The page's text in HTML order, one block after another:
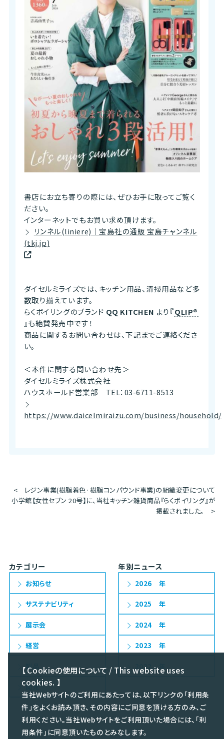
書店にお立ち寄りの際には、ぜひお手に取ってご覧く
ださい。
インターネットでもお買い求め頂けます。
リンネル(liniere)｜宝島社の通販 宝島チャンネル
(tkj.jp)
ダイセルミライズでは、キッチン用品、清掃用品など多
数取り揃えています。
らくポイリングのブランド QQ KITCHEN より『QLIP®
』も絶賛発売中です！
商品に関するお問い合わせは、下記までご連絡くださ
い。
＜本件に関する問い合わせ先＞
ダイセルミライズ株式会社
ハウスホールド営業部 TEL：03-6711-8513
https://www.daicelmiraizu.com/business/household/
<
レジン事業(樹脂着色·樹脂コンパウンド事業)の組織変更について
小学館【女性セブン 20号】に、当社キッチン雑貨商品『らくポイリング』が
掲載されました。
>
カテゴリー
お知らせ
サステナビリティ
展示会
経営
製品
開発
年別ニュース
2026
2025
2024
2023
2022
【 Cookieの使用について / This website uses
cookies. 】
当社Webサイトのご利用にあたっては、以下リンクの「利用条
件」をよくお読み頂き、その内容にご同意を頂ける方のみ、ご
利用ください。当社Webサイトをご利用頂いた場合には、「利
用条件」に同意頂いたものとみなします。